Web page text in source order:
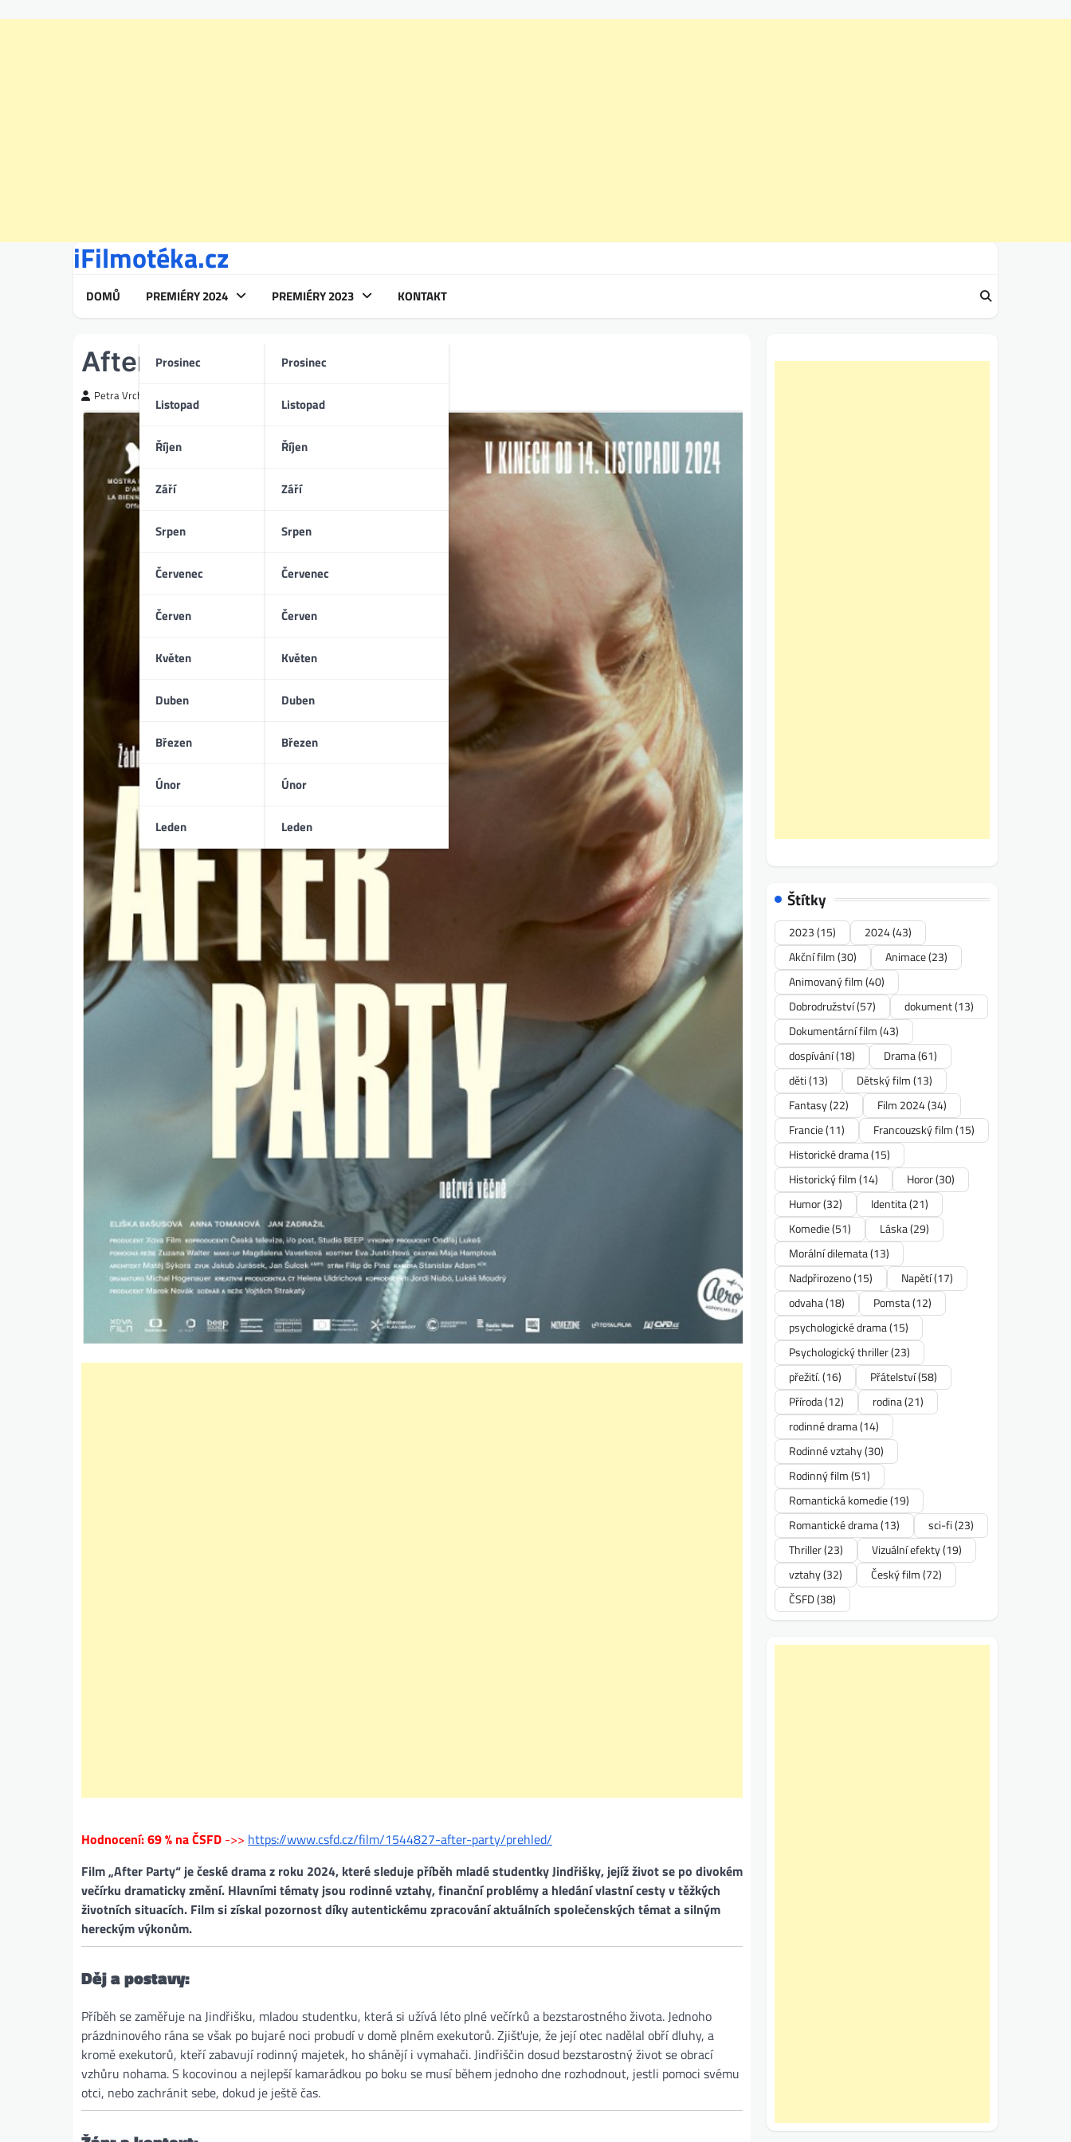
iFilmotéka.cz
DOMŮ PREMIÉRY 2024
Prosinec
Listopad
Říjen
Září
Srpen
Červenec
Červen
Květen
Duben
Březen
Únor
Leden
PREMIÉRY 2023
Prosinec
Listopad
Říjen
Září
Srpen
Červenec
Červen
Květen
Duben
Březen
Únor
Leden
KONTAKT
After Party (11/2024)
Petra Vrchotická
Hodnocení: 69 % na ČSFD ->> https://www.csfd.cz/film/1544827-after-party/prehled/
Film „After Party“ je české drama z roku 2024, které sleduje příběh mladé studentky Jindřišky, jejíž život se po divokém
večírku dramaticky změní. Hlavními tématy jsou rodinné vztahy, finanční problémy a hledání vlastní cesty v těžkých
životních situacích. Film si získal pozornost díky autentickému zpracování aktuálních společenských témat a silným
hereckým výkonům.
Děj a postavy:
Příběh se zaměřuje na Jindřišku, mladou studentku, která si užívá léto plné večírků a bezstarostného života. Jednoho
prázdninového rána se však po bujaré noci probudí v domě plném exekutorů. Zjišťuje, že její otec nadělal obří dluhy, a
kromě exekutorů, kteří zabavují rodinný majetek, ho shánějí i vymahači. Jindřiščin dosud bezstarostný život se obrací
vzhůru nohama. S kocovinou a nejlepší kamarádkou po boku se musí během jednoho dne rozhodnout, jestli pomoci svému
otci, nebo zachránit sebe, dokud je ještě čas.
Štítky
2023(15) 2024(43)
Akční film(30) Animace(23)
Animovaný film(40)
Dobrodružství(57) dokument(13)
Dokumentární film(43)
dospívání(18) Drama(61)
děti(13) Dětský film(13)
Fantasy(22) Film 2024(34)
Francie(11) Francouzský film(15)
Historické drama(15)
Historický film(14) Horor(30)
Humor(32) Identita(21)
Komedie(51) Láska(29)
Morální dilemata(13)
Nadpřirozeno(15) Napětí(17)
odvaha(18) Pomsta(12)
psychologické drama(15)
Psychologický thriller(23)
přežití.(16) Přátelství(58)
Příroda(12) rodina(21)
rodinné drama(14)
Rodinné vztahy(30)
Rodinný film(51)
Romantická komedie(19)
Romantické drama(13) sci-fi(23)
Thriller(23) Vizuální efekty(19)
vztahy(32) Český film(72)
ČSFD(38)